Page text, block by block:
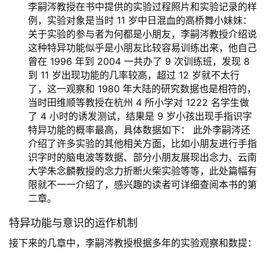
李嗣涔教授在书中提供的实验过程照片和实验记录的样
例，实验对象是当时 11 岁中日混血的高桥舞小妹妹：
关于实验的参与者为何都是小朋友，李嗣涔教授介绍说
这种特异功能似乎是小朋友比较容易训练出来，他自己
曾在 1996 年到 2004 一共办了 9 次训练班，发现 8
到 11 岁出现功能的几率较高，超过 12 岁就不太行
了，这一观察和 1980 年大陆的研究数据也是相符的，
当时田维顺等教授在杭州 4 所小学对 1222 名学生做
了 4 小时的诱发测试，结果是 9 岁小孩出现手指识字
特异功能的概率最高，具体数据如下： 此外李嗣涔还
介绍了许多实验的其他相关方面，比如小朋友进行手指
识字时的脑电波等数据、部分小朋友展现出念力、云南
大学朱念麟教授的念力折断火柴实验等等，此处篇幅有
限就不一一介绍了，感兴趣的读者可详细查阅本书的第
二章。
特异功能与意识的运作机制
接下来的几章中，李嗣涔教授根据多年的实验观察和数提：